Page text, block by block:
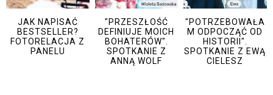
JAK NAPISAĆ
BESTSELLER?
FOTORELACJA Z
PANELU
"PRZESZŁOŚĆ
DEFINIUJE MOICH
BOHATERÓW".
SPOTKANIE Z
ANNĄ WOLF
"POTRZEBOWAŁA
M ODPOCZĄĆ OD
HISTORII".
SPOTKANIE Z EWĄ
CIELESZ